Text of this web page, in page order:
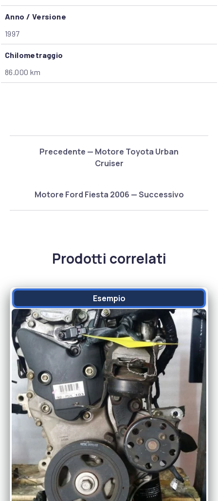
Anno / Versione
1997
Chilometraggio
86.000 km
Precedente — Motore Toyota Urban
Cruiser
Motore Ford Fiesta 2006 — Successivo
Prodotti correlati
Esempio